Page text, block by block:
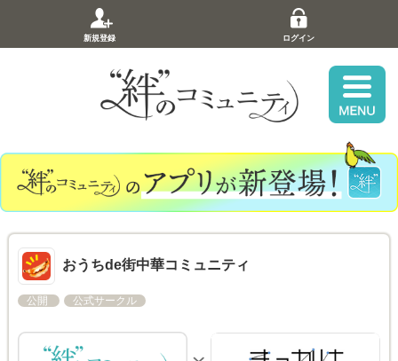
新規登録 ログイン
おうちde街中華コミュニティ
公開 公式サークル